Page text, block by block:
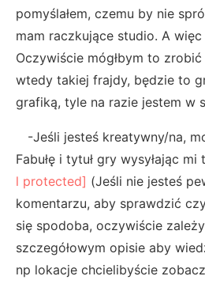
pomyślałem, czemu by nie
mam raczkujące studio. A
Oczywiście mógłbym to zrobić
wtedy takiej frajdy, będzie to
grafiką, tyle na razie jestem w
-Jeśli jesteś kreatywny/na,
Fabułę i tytuł gry wysyłając
l protected] (Jeśli nie jesteś
komentarzu, aby sprawdzić
się spodoba, oczywiście
szczegółowym opisie aby
np lokacje chcielibyście